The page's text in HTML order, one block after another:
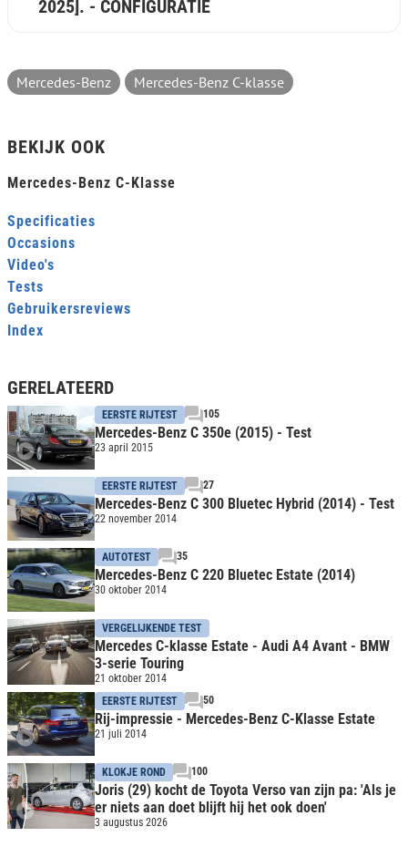
2025]. - CONFIGURATIE
Mercedes-Benz Mercedes-Benz C-klasse
BEKIJK OOK
Mercedes-Benz C-Klasse
Specificaties
Occasions
Video's
Tests
Gebruikersreviews
Index
GERELATEERD
EERSTE RIJTEST 105
Mercedes-Benz C 350e (2015) - Test
23 april 2015
EERSTE RIJTEST 27
Mercedes-Benz C 300 Bluetec Hybrid (2014) - Test
22 november 2014
AUTOTEST 35
Mercedes-Benz C 220 Bluetec Estate (2014)
30 oktober 2014
VERGELIJKENDE TEST
Mercedes C-klasse Estate - Audi A4 Avant - BMW
3-serie Touring
21 oktober 2014
EERSTE RIJTEST
50
Rij-impressie - Mercedes-Benz C-Klasse Estate
21 juli 2014
KLOKJE ROND 100
Joris (29) kocht de Toyota Verso van zijn pa: 'Als je
er niets aan doet blijft hij het ook doen'
3 augustus 2026